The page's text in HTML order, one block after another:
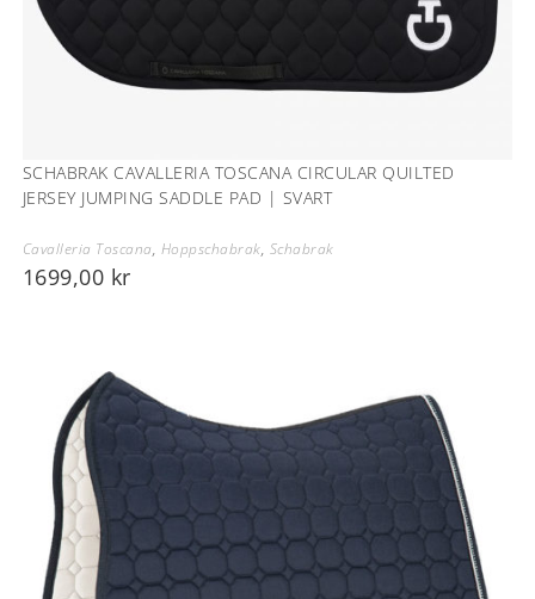
SCHABRAK CAVALLERIA TOSCANA CIRCULAR QUILTED
JERSEY JUMPING SADDLE PAD | SVART
Cavalleria Toscana, Hoppschabrak, Schabrak
1699,00 kr